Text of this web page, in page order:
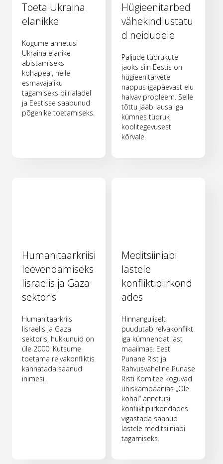
Toeta Ukraina
elanikke
Kogume annetusi
Ukraina elanike
abistamiseks
kohapeal, neile
esmavajaliku
tagamiseks piirialadel
ja Eestisse saabunud
põgenike toetamiseks.
Hügieenitarbed
vähekindlustatu
d neidudele
Paljude tüdrukute
jaoks siin Eestis on
hügieenitarvete
nappus igapäevast elu
halvav probleem. Selle
tõttu jääb lausa iga
kümnes tüdruk
koolitegevusest
kõrvale.
Humanitaarkriisi
leevendamiseks
Iisraelis ja Gaza
sektoris
Humanitaarkriis
Iisraelis ja Gaza
sektoris, hukkunuid on
üle 2000. Kutsume
toetama relvakonfliktis
kannatada saanud
inimesi.
Meditsiiniabi
lastele
konfliktipiirkond
ades
Hinnanguliselt
puudutab relvakonflikt
iga kümnendat last
maailmas. Eesti
Punane Rist ja
Rahvusvaheline Punase
Risti Komitee koguvad
ühiskampaanias „Ole
kohal“ annetusi
konfliktipiirkondades
vigastada saanud
lastele meditsiiniabi
tagamiseks.